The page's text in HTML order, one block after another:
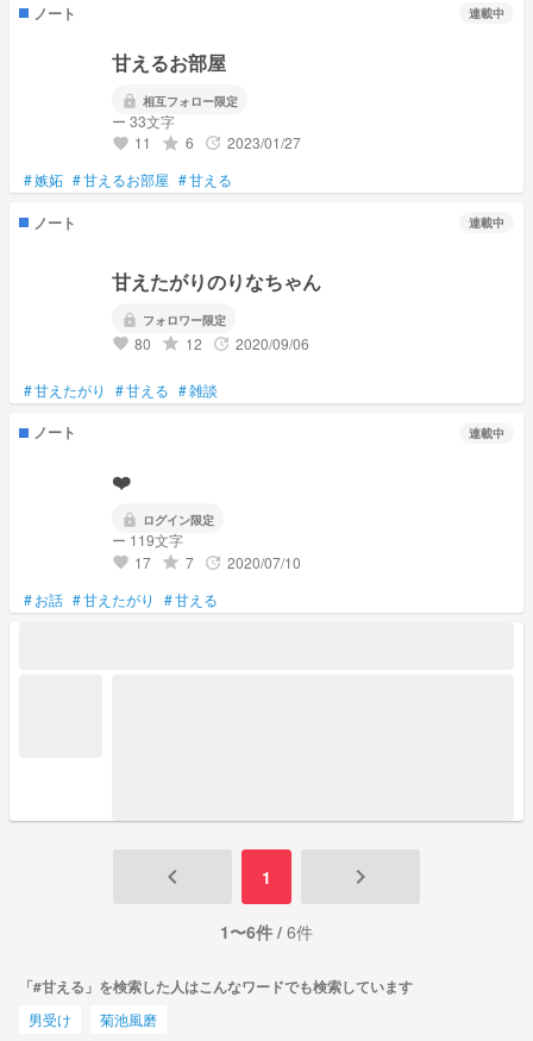
ノート 連載中
甘えるお部屋
lock 相互フォロー限定
ー 33文字
favorite 11 grade 6 update 2023/01/27
#嫉妬 #甘えるお部屋 #甘える
ノート 連載中
甘えたがりのりなちゃん
lock フォロワー限定
favorite 80 grade 12 update 2020/09/06
#甘えたがり #甘える #雑談
ノート 連載中
❤️
lock ログイン限定
ー 119文字
favorite 17 grade 7 update 2020/07/10
#お話 #甘えたがり #甘える
keyboard_arrow_left 1 keyboard_arrow_right
1〜6件 / 6件
「#甘える」を検索した人はこんなワードでも検索しています
男受け 菊池風磨